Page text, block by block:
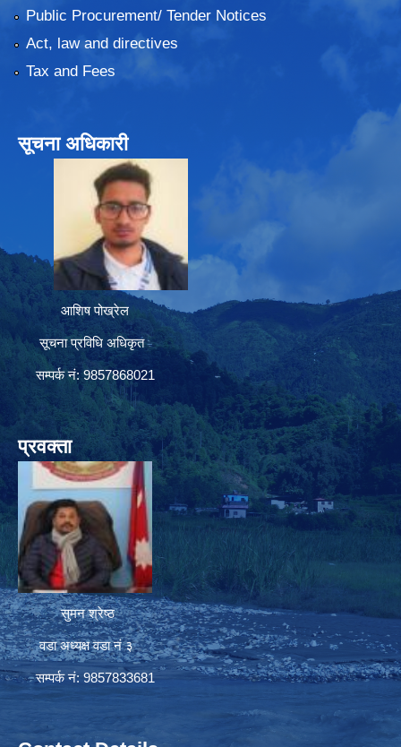
Public Procurement/ Tender Notices
Act, law and directives
Tax and Fees
सूचना अधिकारी
आशिष पोख्रेल
सूचना प्रविधि अधिकृत
सम्पर्क नं: 9857868021
प्रवक्ता
सुमन श्रेष्ठ
वडा अध्यक्ष वडा नं ३
सम्पर्क नं: 9857833681